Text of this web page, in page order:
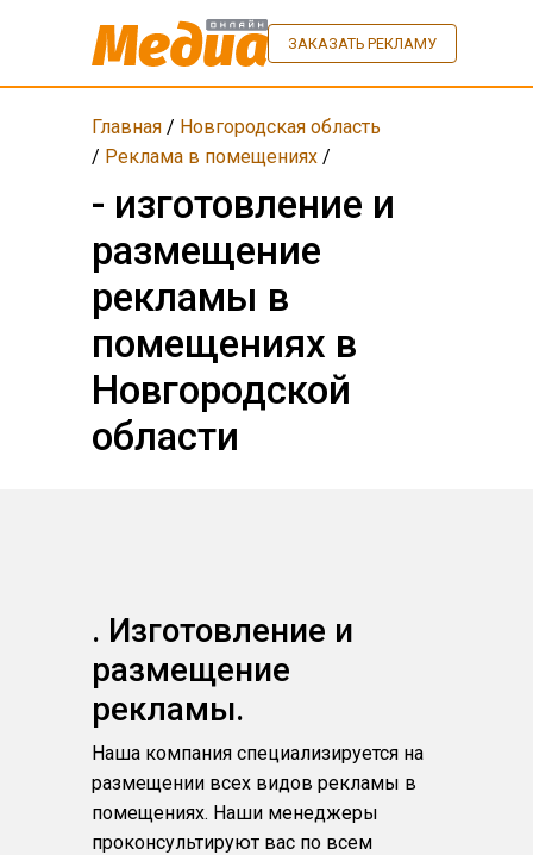
ЗАКАЗАТЬ РЕКЛАМУ
Главная / Новгородская область
/ Реклама в помещениях /
- изготовление и
размещение
рекламы в
помещениях в
Новгородской
области
. Изготовление и
размещение
рекламы.
Наша компания специализируется на
размещении всех видов рекламы в
помещениях. Наши менеджеры
проконсультируют вас по всем